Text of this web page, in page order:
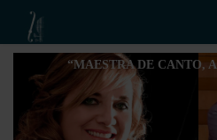
“MAESTRA DE CANTO,